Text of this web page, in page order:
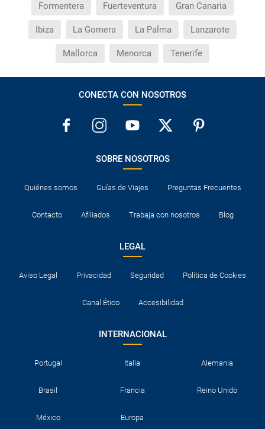
Formentera Fuerteventura Gran Canaria
Ibiza La Gomera La Palma Lanzarote
Mallorca Menorca Tenerife
CONECTA CON NOSOTROS
SOBRE NOSOTROS
Quiénes somos Guías de Viajes Preguntas Frecuentes
Contacto Afiliados Trabaja con nosotros Blog
LEGAL
Aviso Legal Privacidad Seguridad Política de Cookies
Canal Ético Accesibilidad
INTERNACIONAL
Portugal Italia Alemania
Brasil Francia Reino Unido
México Europa